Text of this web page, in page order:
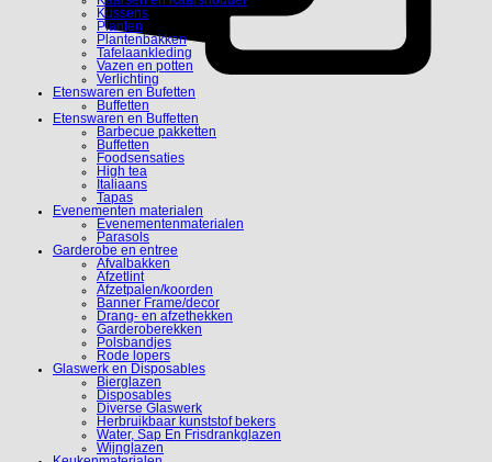
Kussens
Planten
Plantenbakken
Tafelaankleding
Vazen en potten
Verlichting
Etenswaren en Bufetten
Buffetten
Etenswaren en Buffetten
Barbecue pakketten
Buffetten
Foodsensaties
High tea
Italiaans
Tapas
Evenementen materialen
Evenementenmaterialen
Parasols
Garderobe en entree
Afvalbakken
Afzetlint
Afzetpalen/koorden
Banner Frame/decor
Drang- en afzethekken
Garderoberekken
Polsbandjes
Rode lopers
Glaswerk en Disposables
Bierglazen
Disposables
Diverse Glaswerk
Herbruikbaar kunststof bekers
Water, Sap En Frisdrankglazen
Wijnglazen